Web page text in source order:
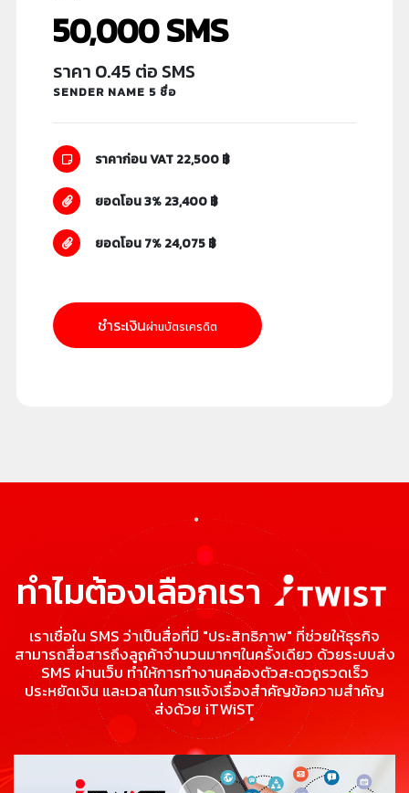
50,000 SMS
ราคา 0.45 ต่อ SMS
SENDER NAME 5 ชื่อ
ราคาก่อน VAT 22,500 ฿
ยอดโอน 3% 23,400 ฿
ยอดโอน 7% 24,075 ฿
ชำระเงินผ่านบัตรเครดิต
ทำไมต้องเลือกเรา
เราเชื่อใน SMS ว่าเป็นสื่อที่มี "ประสิทธิภาพ" ที่ช่วยให้ธุรกิจ
สามารถสื่อสารถึงลูกค้าจำนวนมากๆในครั้งเดียว ด้วยระบบส่ง
SMS ผ่านเว็บ ทำให้การทำงานคล่องตัวสะดวกรวดเร็ว
ประหยัดเงิน และเวลาในการแจ้งเรื่องสำคัญข้อความสำคัญ
ส่งด้วย iTWiST